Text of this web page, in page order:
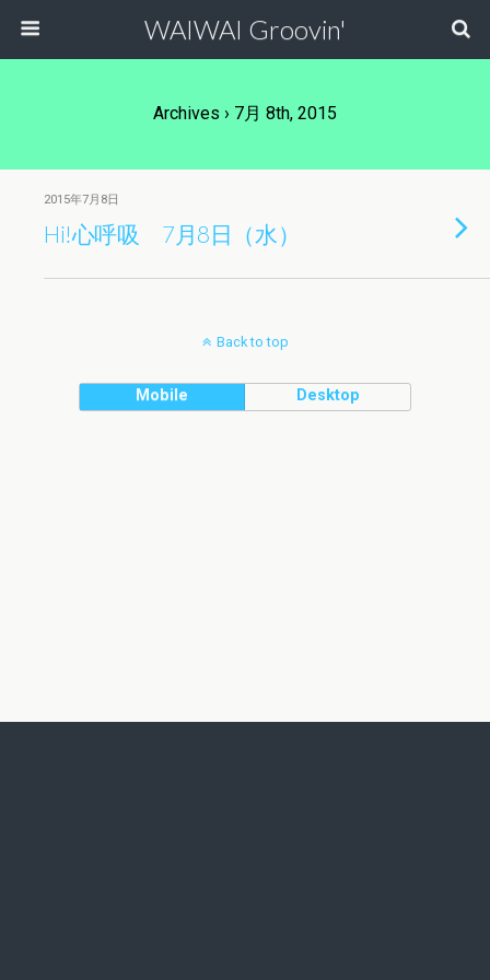
WAIWAI Groovin'
Archives › 7月 8th, 2015
2015年7月8日
Hi!心呼吸 7月8日（水）
Back to top
Mobile Desktop